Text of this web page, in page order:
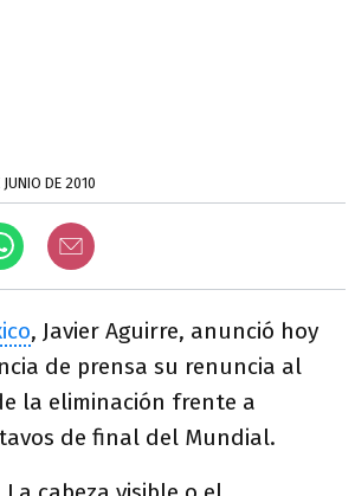
DE 2010
, Javier Aguirre, anunció hoy
de prensa su renuncia al
la eliminación frente a
de final del Mundial.